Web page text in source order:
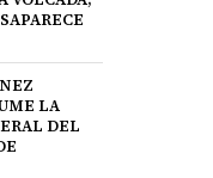
LA
DEL